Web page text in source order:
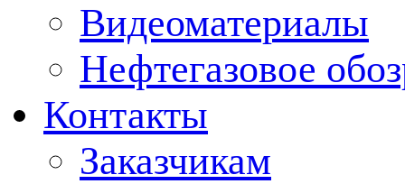
Видеоматериалы
Нефтегазовое
Контакты
Заказчикам